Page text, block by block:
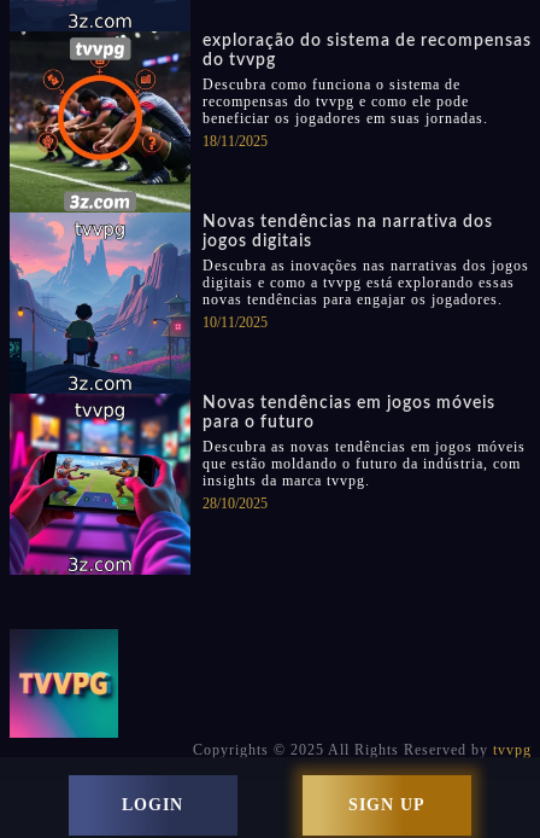
exploração do sistema de recompensas
do tvvpg
Descubra como funciona o sistema de
recompensas do tvvpg e como ele pode
beneficiar os jogadores em suas jornadas.
18/11/2025
Novas tendências na narrativa dos
jogos digitais
Descubra as inovações nas narrativas dos jogos
digitais e como a tvvpg está explorando essas
novas tendências para engajar os jogadores.
10/11/2025
Novas tendências em jogos móveis
para o futuro
Descubra as novas tendências em jogos móveis
que estão moldando o futuro da indústria, com
insights da marca tvvpg.
28/10/2025
Copyrights © 2025 All Rights Reserved by tvvpg
LOGIN SIGN UP